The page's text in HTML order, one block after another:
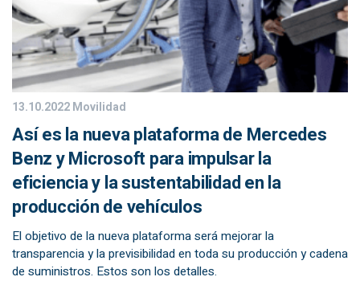
13.10.2022Movilidad
Así es la nueva plataforma de Mercedes
Benz y Microsoft para impulsar la
eficiencia y la sustentabilidad en la
producción de vehículos
El objetivo de la nueva plataforma será mejorar la
transparencia y la previsibilidad en toda su producción y cadena
de suministros. Estos son los detalles.